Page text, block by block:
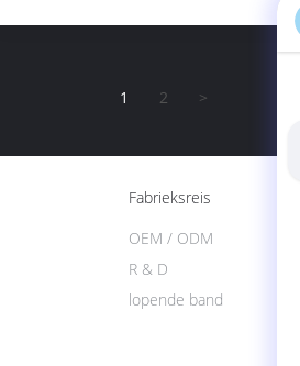
1 2 >
Fabrieksreis
lopende band
OEM / ODM
R & D